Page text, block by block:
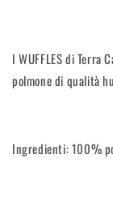
I WUFFLES di Terra
polmone di qualità
Ingredienti: 100%